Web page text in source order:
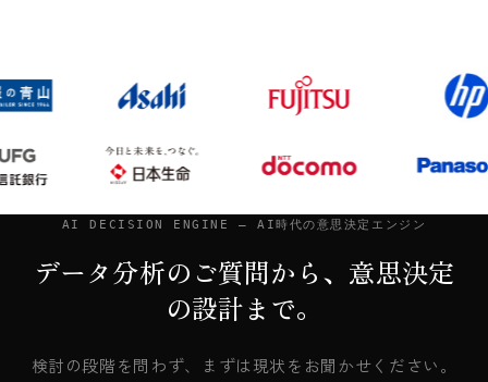
AI DECISION ENGINE — AI時代の意思決定エンジン
データ分析のご質問から、意思決定
の設計まで。
検討の段階を問わず、まずは現状をお聞かせください。